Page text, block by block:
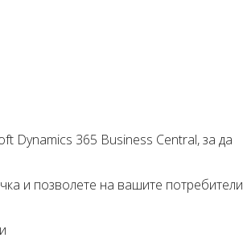
Dynamics 365 Business Central, за да
и позволете на вашите потребители